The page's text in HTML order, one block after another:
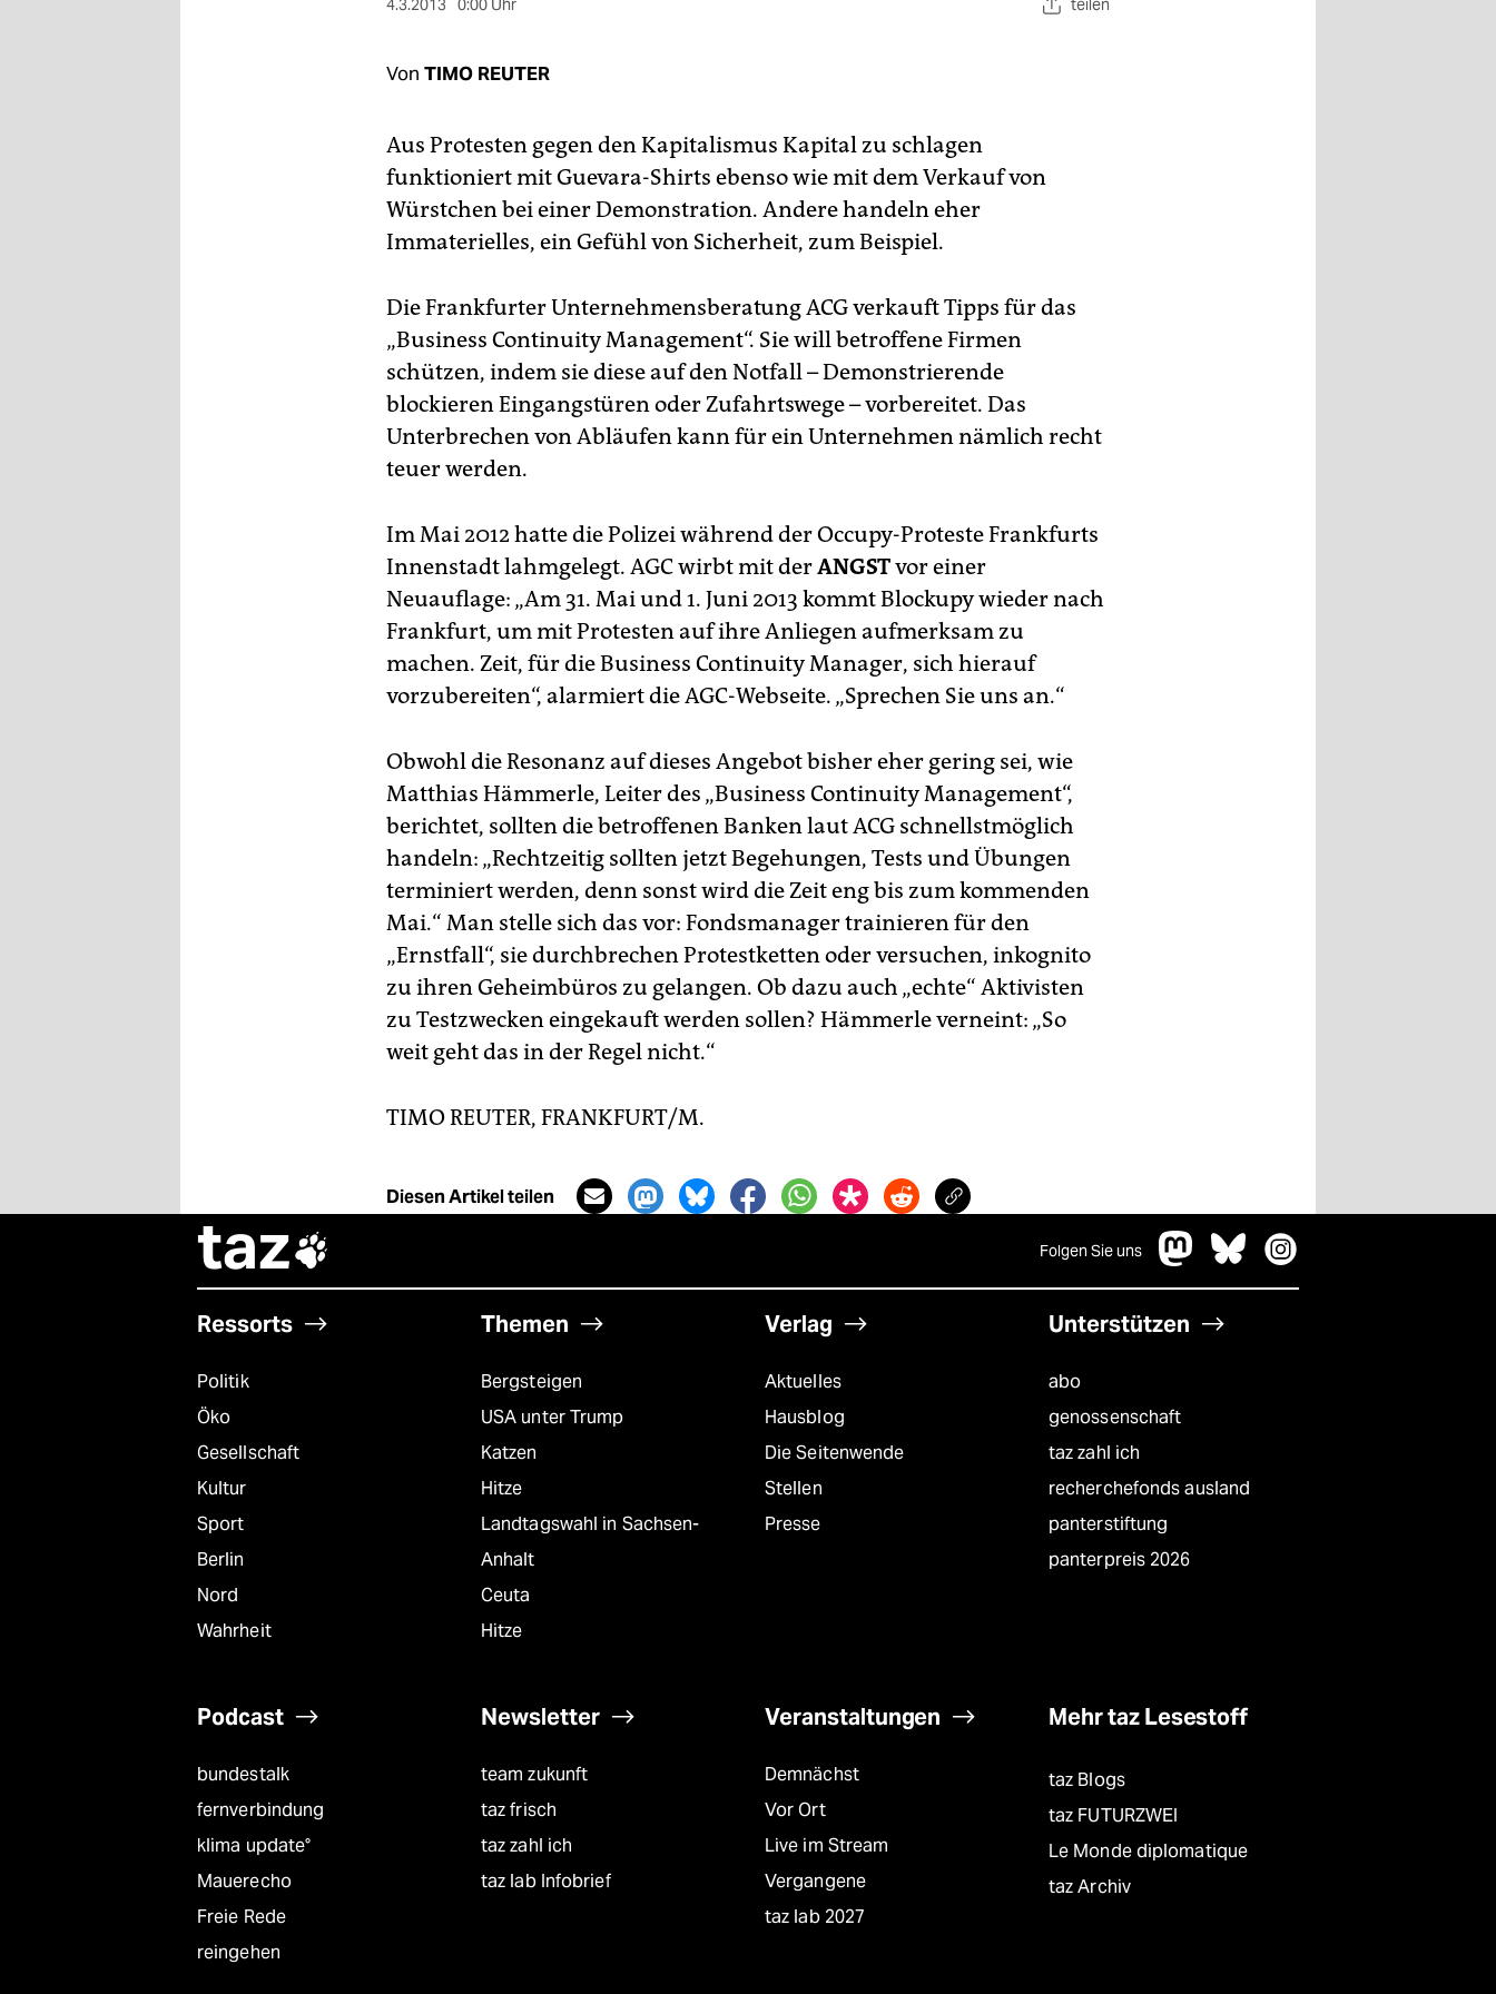
4.3.2013 0:00 Uhr teilen
Von TIMO REUTER
Aus Protesten gegen den Kapitalismus Kapital zu schlagen
funktioniert mit Guevara-Shirts ebenso wie mit dem Verkauf von
Würstchen bei einer Demonstration. Andere handeln eher
Immaterielles, ein Gefühl von Sicherheit, zum Beispiel.
Die Frankfurter Unternehmensberatung ACG verkauft Tipps für das
„Business Continuity Management“. Sie will betroffene Firmen
schützen, indem sie diese auf den Notfall – Demonstrierende
blockieren Eingangstüren oder Zufahrtswege – vorbereitet. Das
Unterbrechen von Abläufen kann für ein Unternehmen nämlich recht
teuer werden.
Im Mai 2012 hatte die Polizei während der Occupy-Proteste Frankfurts
Innenstadt lahmgelegt. AGC wirbt mit derANGSTvor einer
Neuauflage: „Am 31. Mai und 1. Juni 2013 kommt Blockupy wieder nach
Frankfurt, um mit Protesten auf ihre Anliegen aufmerksam zu
machen. Zeit, für die Business Continuity Manager, sich hierauf
vorzubereiten“, alarmiert die AGC-Webseite. „Sprechen Sie uns an.“
Obwohl die Resonanz auf dieses Angebot bisher eher gering sei, wie
Matthias Hämmerle, Leiter des „Business Continuity Management“,
berichtet, sollten die betroffenen Banken laut ACG schnellstmöglich
handeln: „Rechtzeitig sollten jetzt Begehungen, Tests und Übungen
terminiert werden, denn sonst wird die Zeit eng bis zum kommenden
Mai.“ Man stelle sich das vor: Fondsmanager trainieren für den
„Ernstfall“, sie durchbrechen Protestketten oder versuchen, inkognito
zu ihren Geheimbüros zu gelangen. Ob dazu auch „echte“ Aktivisten
zu Testzwecken eingekauft werden sollen? Hämmerle verneint: „So
weit geht das in der Regel nicht.“
TIMO REUTER, FRANKFURT/M.
Diesen Artikel teilen
taz Folgen Sie uns
Ressorts
Politik
Öko
Gesellschaft
Kultur
Sport
Berlin
Nord
Wahrheit
Themen
Bergsteigen
USA unter Trump
Katzen
Hitze
Landtagswahl in Sachsen-
Anhalt
Ceuta
Hitze
Verlag
Aktuelles
Hausblog
Die Seitenwende
Stellen
Presse
Unterstützen
abo
genossenschaft
taz zahl ich
recherchefonds ausland
panterstiftung
panterpreis 2026
Podcast
bundestalk
fernverbindung
klima update°
Mauerecho
Freie Rede
reingehen
Newsletter
team zukunft
taz frisch
taz zahl ich
taz lab Infobrief
Veranstaltungen
Demnächst
Vor Ort
Live im Stream
Vergangene
taz lab 2027
Mehr taz Lesestoff
taz Blogs
taz FUTURZWEI
Le Monde diplomatique
taz Archiv